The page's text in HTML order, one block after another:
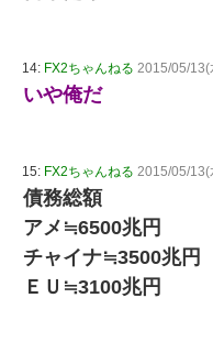
14: FX2ちゃんねる 2015/05/13(
いや俺だ
15: FX2ちゃんねる 2015/05/13(
債務総額
アメ≒6500兆円
チャイナ≒3500兆円
ＥＵ≒3100兆円